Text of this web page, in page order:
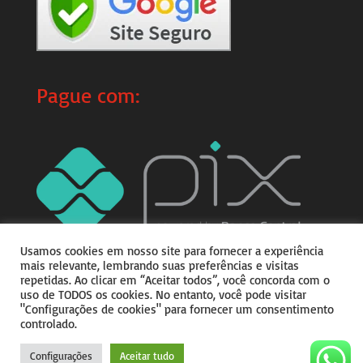
Pague com:
Jeitim
Desenvolvido por
Usamos cookies em nosso site para fornecer a experiência
mais relevante, lembrando suas preferências e visitas
repetidas. Ao clicar em “Aceitar todos”, você concorda com o
uso de TODOS os cookies. No entanto, você pode visitar
"Configurações de cookies" para fornecer um consentimento
controlado.
Configurações Aceitar tudo